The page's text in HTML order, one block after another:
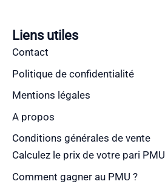
Liens utiles
Contact
Politique de confidentialité
Mentions légales
A propos
Conditions générales de vente
Calculez le prix de votre pari PMU
Comment gagner au PMU ?